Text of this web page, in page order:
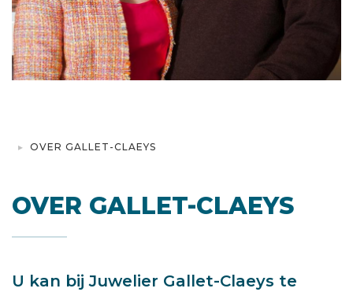
OVER GALLET-CLAEYS
OVER GALLET-CLAEYS
U kan bij Juwelier Gallet-Claeys te